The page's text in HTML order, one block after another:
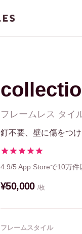
フレームレス タイ
釘不要、壁に傷をつ
4.9/5 App Storeで10万件
¥50,000 /枚
フレームスタイル